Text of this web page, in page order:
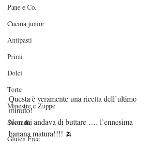
Pane e Co.
Cucina junior
Antipasti
Primi
Dolci
Torte
Minestre e Zuppe
Secondi
Gluten Free
Questa è veramente una ricetta dell’ultimo
minuto!
Non mi andava di buttare …. l’ennesima
banana matura!!!! 🍌